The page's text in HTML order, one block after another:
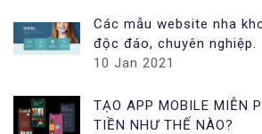
Các mẫu website nha
độc đáo, chuyên nghiệp.
10 Jan 2021
TẠO APP MOBILE MIỄN
TIỀN NHƯ THẾ NÀO?